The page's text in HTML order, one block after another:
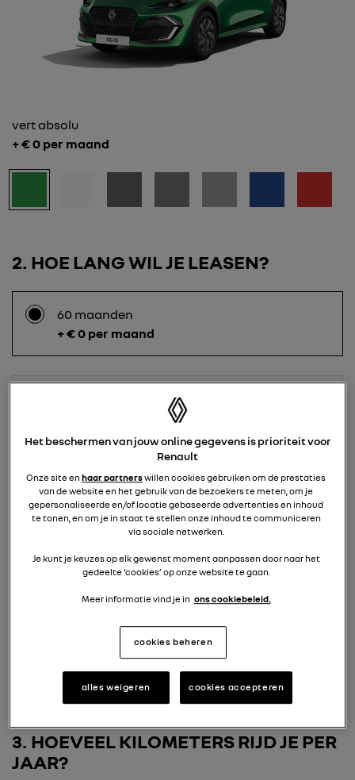
vert absolu
+ €0 per maand
2 HOE LANG WIL JE LEASEN?
60 maanden
+ € 0 per maand
42 maanden Pseudo-eindheffing actie
+ € 65 per maand
36 maanden
+ € 150 per maand
3 HOEVEEL KILOMETERS RIJD JE PER
JAAR?
Het beschermen van jouw online gegevens is prioriteit voor
Renault
Onze site enhaar partnerswillen cookies gebruiken om de prestaties
van de website en het gebruik van de bezoekers te meten, om je
gepersonaliseerde en/of locatie gebaseerde advertenties en inhoud
te tonen, en om je in staat te stellen onze inhoud te communiceren
via sociale netwerken.
Je kunt je keuzes op elk gewenst moment aanpassen door naar het
gedeelte ‘cookies’ op onze website te gaan.
Meer informatie vind je in ons cookiebeleid.
cookies beheren
alles weigeren cookies accepteren